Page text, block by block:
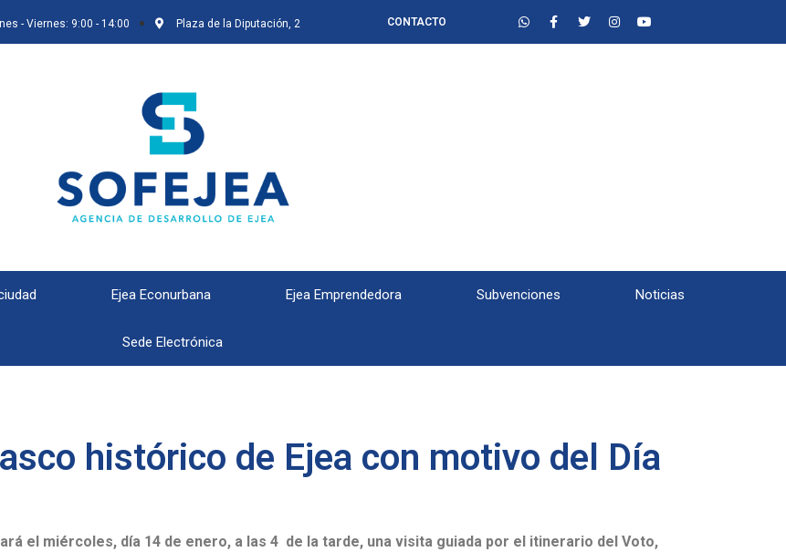
- Viernes: 9:00 - 14:00 Plaza de la Diputación, 2 CONTACTO
Ejea Econurbana Ejea Emprendedora Subvenciones Noticias
Sede Electrónica
histórico de Ejea con motivo del Día
el miércoles, día 14 de enero, a las 4 de la tarde, una visita guiada por el itinerario del Voto,